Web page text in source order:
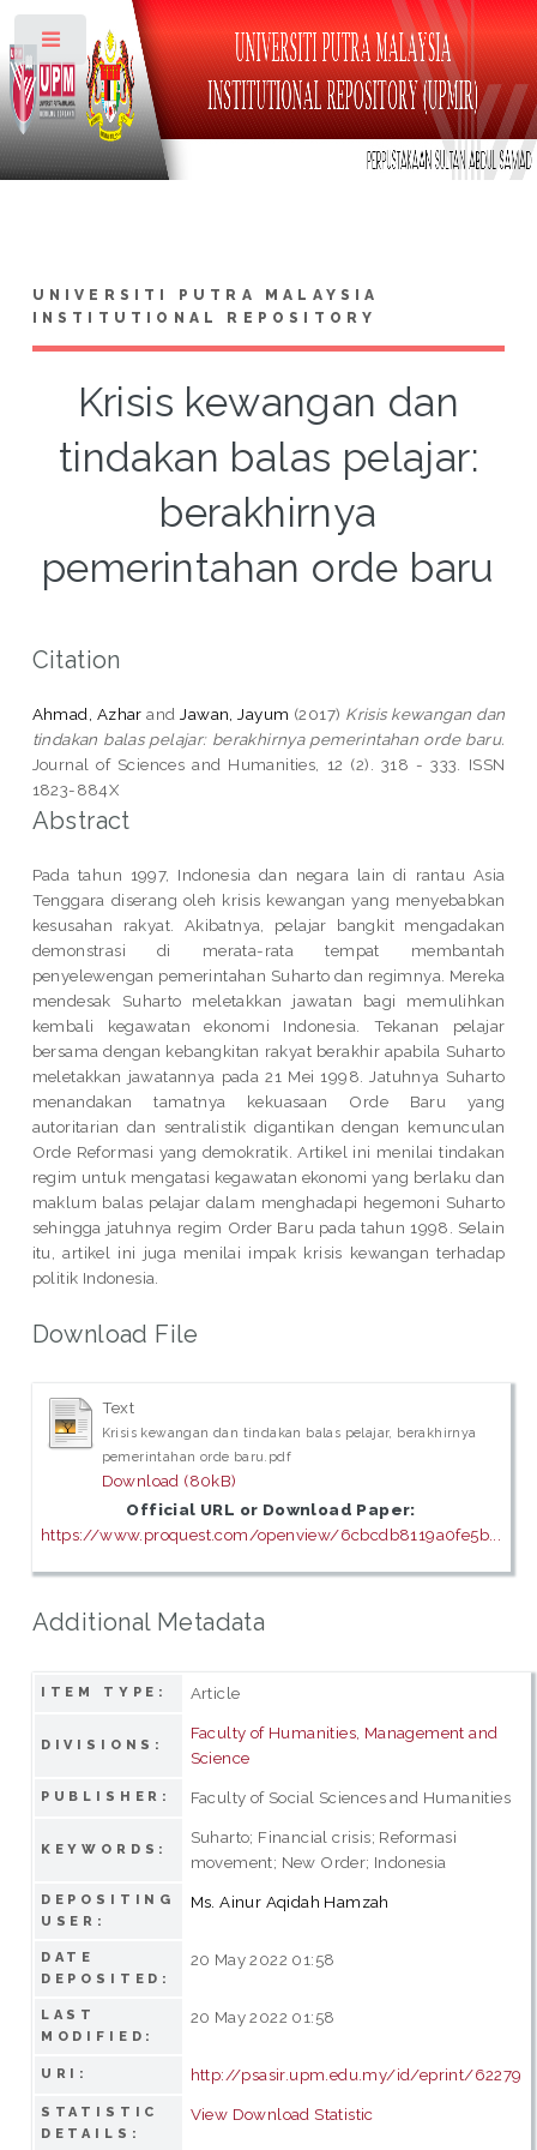
UNIVERSITI PUTRA MALAYSIA
INSTITUTIONAL REPOSITORY
Krisis kewangan dan
tindakan balas pelajar:
berakhirnya
pemerintahan orde baru
Citation
Ahmad, Azhar andJawan, Jayum (2017) Krisis kewangan dan
tindakan balas pelajar: berakhirnya pemerintahan orde baru.
Journal of Sciences and Humanities, 12 (2). 318 - 333. ISSN
1823-884X
Abstract
Pada tahun 1997, Indonesia dan negara lain di rantau Asia
Tenggara diserang oleh krisis kewangan yang menyebabkan
kesusahan rakyat. Akibatnya, pelajar bangkit mengadakan
demonstrasi di merata-rata tempat membantah
penyelewengan pemerintahan Suharto dan regimnya. Mereka
mendesak Suharto meletakkan jawatan bagi memulihkan
kembali kegawatan ekonomi Indonesia. Tekanan pelajar
bersama dengan kebangkitan rakyat berakhir apabila Suharto
meletakkan jawatannya pada 21 Mei 1998. Jatuhnya Suharto
menandakan tamatnya kekuasaan Orde Baru yang
autoritarian dan sentralistik digantikan dengan kemunculan
Orde Reformasi yang demokratik. Artikel ini menilai tindakan
regim untuk mengatasi kegawatan ekonomi yang berlaku dan
maklum balas pelajar dalam menghadapi hegemoni Suharto
sehingga jatuhnya regim Order Baru pada tahun 1998. Selain
itu, artikel ini juga menilai impak krisis kewangan terhadap
politik Indonesia.
Download File
Text
Krisis kewangan dan tindakan balas pelajar, berakhirnya
pemerintahan orde baru.pdf
Download (80kB)
Official URL or Download Paper:
https://www.proquest.com/openview/6cbcdb8119a0fe5b...
Additional Metadata
ITEM TYPE: Article
DIVISIONS:
Faculty of Humanities, Management and
Science
PUBLISHER: Faculty of Social Sciences and Humanities
KEYWORDS:
Suharto; Financial crisis; Reformasi
movement; New Order; Indonesia
DEPOSITING
USER:
Ms. Ainur Aqidah Hamzah
DATE
DEPOSITED:
20 May 2022 01:58
LAST
MODIFIED:
20 May 2022 01:58
URI: http://psasir.upm.edu.my/id/eprint/62279
STATISTIC
DETAILS:
View Download Statistic
Toggle